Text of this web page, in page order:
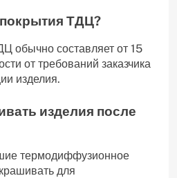
ТДЦ?
обычно составляет от 15
от требований заказчика
изделия.
изделия после
термодиффузионное
для